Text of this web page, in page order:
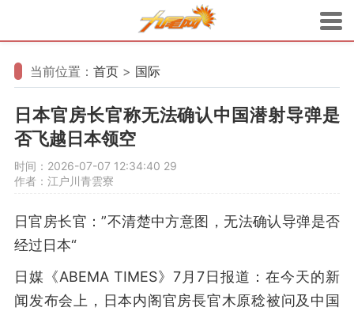
当前位置： 首页 > 国际
日本官房长官称无法确认中国潜射导弹是
否飞越日本领空
时间：2026-07-07 12:34:40 29
作者：江户川青雲寮
日官房长官：”不清楚中方意图，无法确认导弹是否
经过日本“
日媒《ABEMA TIMES》7月7日报道：在今天的新
闻发布会上，日本内阁官房長官木原稔被问及中国